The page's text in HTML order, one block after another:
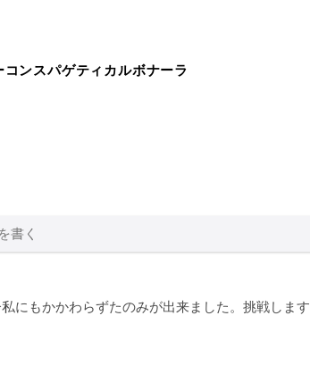
コンスパゲティカルボナーラ
にもかかわらずたのみが出来ました。挑戦します